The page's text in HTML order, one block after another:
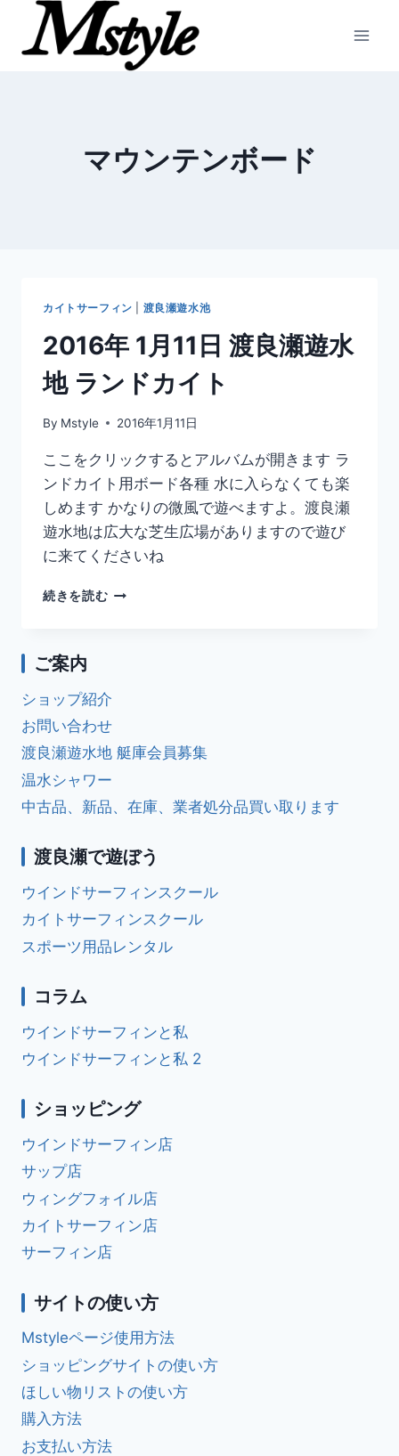
マウンテンボード
カイトサーフィン 渡良瀬遊水池
2016年 1月11日 渡良瀬遊水
地 ランドカイト
By Mstyle 2016年1月11日
ここをクリックするとアルバムが開きます ラ
ンドカイト用ボード各種 水に入らなくても楽
しめます かなりの微風で遊べますよ。渡良瀬
遊水地は広大な芝生広場がありますので遊び
に来てくださいね
続きを読む2016
渡
良
遊
水
地
ラ
ド
イ
ご案内
ショップ紹介
お問い合わせ
渡良瀬遊水地 艇庫会員募集
温水シャワー
中古品、新品、在庫、業者処分品買い取ります
渡良瀬で遊ぼう
ウインドサーフィンスクール
カイトサーフィンスクール
スポーツ用品レンタル
コラム
ウインドサーフィンと私
ウインドサーフィンと私 2
ショッピング
ウインドサーフィン店
サップ店
ウィングフォイル店
カイトサーフィン店
サーフィン店
サイトの使い方
Mstyleページ使用方法
ショッピングサイトの使い方
ほしい物リストの使い方
購入方法
お支払い方法